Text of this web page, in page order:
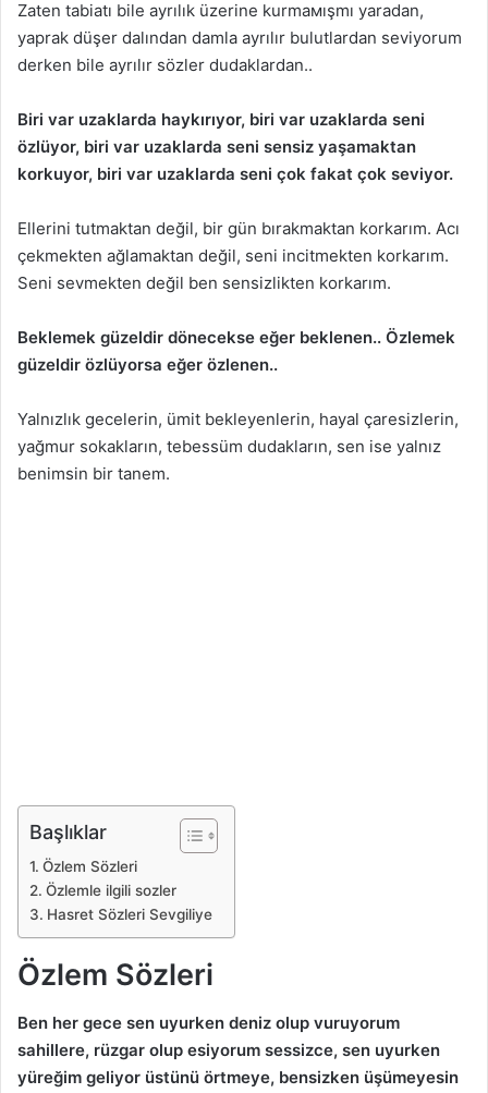
Zaten tabiatı bile ayrılık üzerine kurmaмışmı yaradan,
yaprak düşer dalından damla ayrılır bulutlardan seviyorum
derken bile ayrılır sözler dudaklardan..
Biri var uzaklarda haykırıyor, biri var uzaklarda seni
özlüyor, biri var uzaklarda seni sensiz yaşamaktan
korkuyor, biri var uzaklarda seni çok fakat çok seviyor.
Ellerini tutmaktan değil, bir gün bırakmaktan korkarım. Acı
çekmekten ağlamaktan değil, seni incitmekten korkarım.
Seni sevmekten değil ben sensizlikten korkarım.
Beklemek güzeldir dönecekse eğer beklenen.. Özlemek
güzeldir özlüyorsa eğer özlenen..
Yalnızlık gecelerin, ümit bekleyenlerin, hayal çaresizlerin,
yağmur sokakların, tebessüm dudakların, sen ise yalnız
benimsin bir tanem.
Başlıklar
Özlem Sözleri
Özlemle ilgili sozler
Hasret Sözleri Sevgiliye
Özlem Sözleri
Ben her gece sen uyurken deniz olup vuruyorum
sahillere, rüzgar olup esiyorum sessizce, sen uyurken
yüreğim geliyor üstünü örtmeye, bensizken üşümeyesin